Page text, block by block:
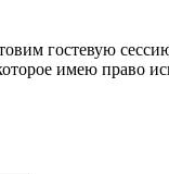
гостевую
имею право